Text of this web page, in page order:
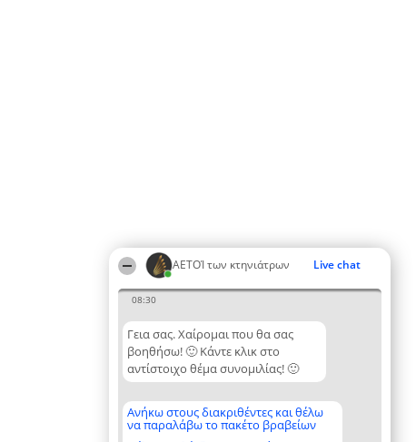
ΑΕΤΟΊ των κτηνιάτρων Live chat
08:30
Γεια σας. Χαίρομαι που θα σας
βοηθήσω! 🙂 Κάντε κλικ στο
αντίστοιχο θέμα συνομιλίας! 🙂
Ανήκω στους διακριθέντες και θέλω
να παραλάβω το πακέτο βραβείων